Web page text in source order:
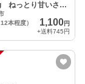
ねっとり甘いさつ
方に
本程度）
1,100円
+送料745円